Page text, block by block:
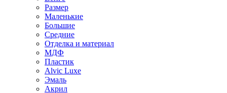
Размер
Маленькие
Большие
Средние
Отделка и материал
МДФ
Пластик
Alvic Luxe
Эмаль
Акрил